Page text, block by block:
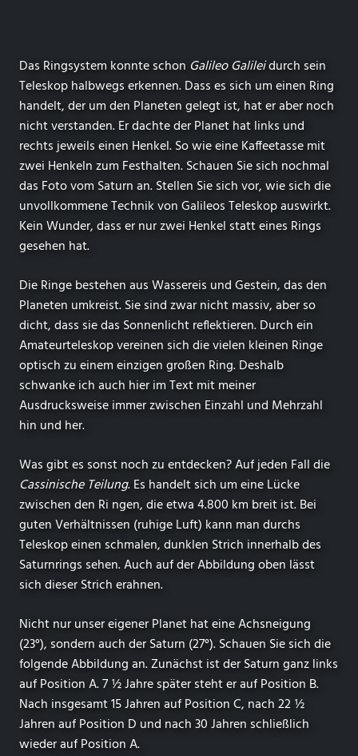
Das Ringsystem konnte schon Galileo Galileidurch sein
Teleskop halbwegs erkennen. Dass es sich um einen Ring
handelt, der um den Planeten gelegt ist, hat er aber noch
nicht verstanden. Er dachte der Planet hat links und
rechts jeweils einen Henkel. So wie eine Kaffeetasse mit
zwei Henkeln zum Festhalten. Schauen Sie sich nochmal
das Foto vom Saturn an. Stellen Sie sich vor, wie sich die
unvollkommene Technik von Galileos Teleskop auswirkt.
Kein Wunder, dass er nur zwei Henkel statt eines Rings
gesehen hat.
Die Ringe bestehen aus Wassereis und Gestein, das den
Planeten umkreist. Sie sind zwar nicht massiv, aber so
dicht, dass sie das Sonnenlicht reflektieren. Durch ein
Amateurteleskop vereinen sich die vielen kleinen Ringe
optisch zu einem einzigen großen Ring. Deshalb
schwanke ich auch hier im Text mit meiner
Ausdrucksweise immer zwischen Einzahl und Mehrzahl
hin und her.
Was gibt es sonst noch zu entdecken? Auf jeden Fall die
Cassinische Teilung. Es handelt sich um eine Lücke
zwischen den Ri ngen, die etwa 4.800 km breit ist. Bei
guten Verhältnissen (ruhige Luft) kann man durchs
Teleskop einen schmalen, dunklen Strich innerhalb des
Saturnrings sehen. Auch auf der Abbildung oben lässt
sich dieser Strich erahnen.
Nicht nur unser eigener Planet hat eine Achsneigung
(23°), sondern auch der Saturn (27°). Schauen Sie sich die
folgende Abbildung an. Zunächst ist der Saturn ganz links
auf Position A. 7 ½ Jahre später steht er auf Position B.
Nach insgesamt 15 Jahren auf Position C, nach 22 ½
Jahren auf Position D und nach 30 Jahren schließlich
wieder auf Position A.